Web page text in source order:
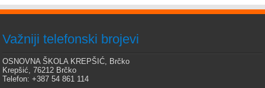
Važniji telefonski brojevi
OSNOVNA ŠKOLA KREPŠIĆ, Brčko
Krepšić, 76212 Brčko
Telefon: +387 54 861 114